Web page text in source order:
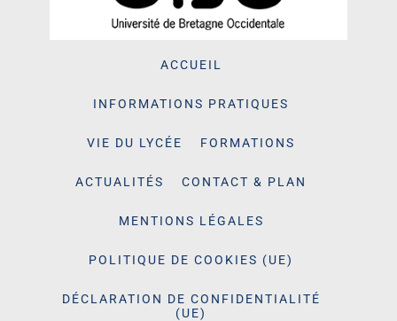
ACCUEIL
INFORMATIONS PRATIQUES
VIE DU LYCÉE FORMATIONS
ACTUALITÉS CONTACT & PLAN
MENTIONS LÉGALES
POLITIQUE DE COOKIES (UE)
DÉCLARATION DE CONFIDENTIALITÉ
(UE)